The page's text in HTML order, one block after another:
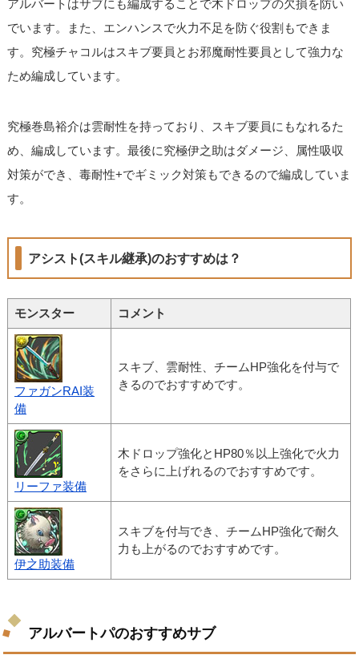
アルバートはサブにも編成することで木ドロップの欠損を防い
でいます。また、エンハンスで火力不足を防ぐ役割もできま
す。究極チャコルはスキブ要員とお邪魔耐性要員として強力な
ため編成しています。
究極巻島裕介は雲耐性を持っており、スキブ要員にもなれるた
め、編成しています。最後に究極伊之助はダメージ、属性吸収
対策ができ、毒耐性+でギミック対策もできるので編成していま
す。
アシスト(スキル継承)のおすすめは？
モンスター コメント
ファガンRAI装
備
スキブ、雲耐性、チームHP強化を付与で
きるのでおすすめです。
リーファ装備
木ドロップ強化とHP80％以上強化で火力
をさらに上げれるのでおすすめです。
伊之助装備
スキブを付与でき、チームHP強化で耐久
力も上がるのでおすすめです。
アルバートパのおすすめサブ